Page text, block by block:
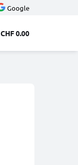
Google
CHF 0.00